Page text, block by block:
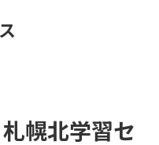
幌北学習セ